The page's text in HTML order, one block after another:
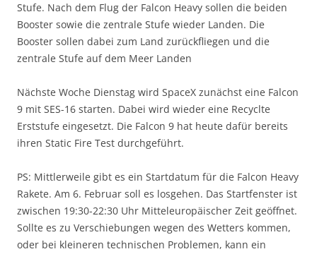
Stufe. Nach dem Flug der Falcon Heavy sollen die beiden
Booster sowie die zentrale Stufe wieder Landen. Die
Booster sollen dabei zum Land zurückfliegen und die
zentrale Stufe auf dem Meer Landen
Nächste Woche Dienstag wird SpaceX zunächst eine Falcon
9 mit SES-16 starten. Dabei wird wieder eine Recyclte
Erststufe eingesetzt. Die Falcon 9 hat heute dafür bereits
ihren Static Fire Test durchgeführt.
PS: Mittlerweile gibt es ein Startdatum für die Falcon Heavy
Rakete. Am 6. Februar soll es losgehen. Das Startfenster ist
zwischen 19:30-22:30 Uhr Mitteleuropäischer Zeit geöffnet.
Sollte es zu Verschiebungen wegen des Wetters kommen,
oder bei kleineren technischen Problemen, kann ein